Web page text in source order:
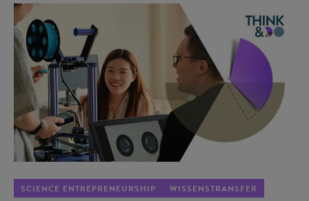
SCIENCE ENTREPRENEURSHIP WISSENSTRANSFER